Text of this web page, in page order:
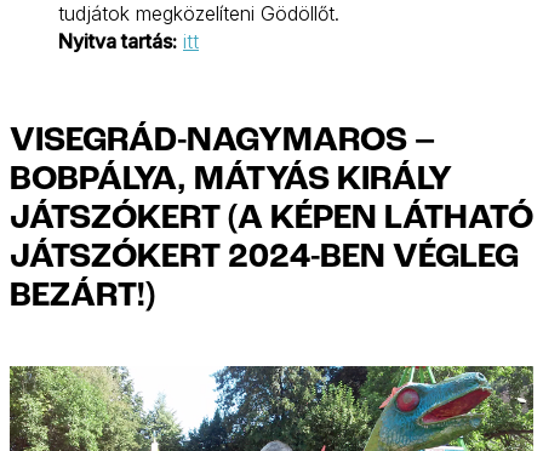
tudjátok megközelíteni Gödöllőt.
Nyitva tartás: itt
VISEGRÁD-NAGYMAROS –
BOBPÁLYA, MÁTYÁS KIRÁLY
JÁTSZÓKERT (A KÉPEN LÁTHATÓ
JÁTSZÓKERT 2024-BEN VÉGLEG
BEZÁRT!)